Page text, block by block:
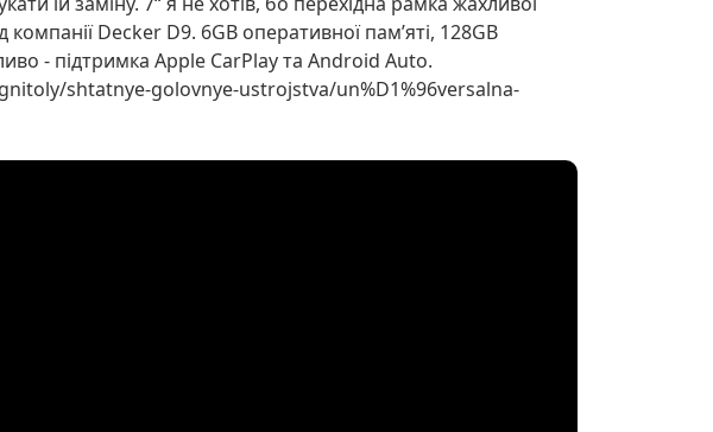
Decker D9. 6GB оперативної памʼяті, 128GB
- підтримка Apple CarPlay та Android Auto.
shtatnye-golovnye-ustrojstva/un%D1%96versalna-